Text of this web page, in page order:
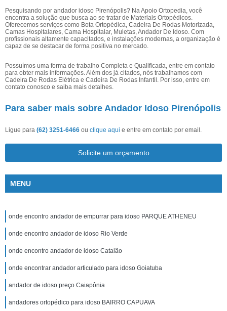
Pesquisando por andador idoso Pirenópolis? Na Apoio Ortopedia, você
encontra a solução que busca ao se tratar de Materiais Ortopédicos.
Oferecemos serviços como Bota Ortopédica, Cadeira De Rodas Motorizada,
Camas Hospitalares, Cama Hospitalar, Muletas, Andador De Idoso. Com
profissionais altamente capacitados, e instalações modernas, a organização é
capaz de se destacar de forma positiva no mercado.
Possuímos uma forma de trabalho Completa e Qualificada, entre em contato
para obter mais informações. Além dos já citados, nós trabalhamos com
Cadeira De Rodas Elétrica e Cadeira De Rodas Infantil. Por isso, entre em
contato conosco e saiba mais detalhes.
Para saber mais sobre Andador Idoso Pirenópolis
Ligue para (62) 3251-6466 ou clique aqui e entre em contato por email.
Solicite um orçamento
MENU
onde encontro andador de empurrar para idoso PARQUE ATHENEU
onde encontro andador de idoso Rio Verde
onde encontro andador de idoso Catalão
onde encontrar andador articulado para idoso Goiatuba
andador de idoso preço Caiapônia
andadores ortopédico para idoso BAIRRO CAPUAVA